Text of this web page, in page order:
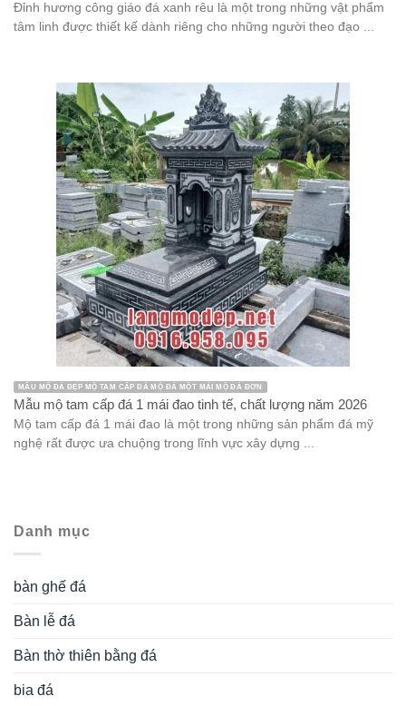
Đỉnh hương công giáo đá xanh rêu là một trong những vật phẩm
tâm linh được thiết kế dành riêng cho những người theo đạo ...
MẪU MỘ ĐÁ ĐẸP MỘ TAM CẤP ĐÁ MỘ ĐÁ MỘT MÁI MỘ ĐÁ ĐƠN
Mẫu mộ tam cấp đá 1 mái đao tinh tế, chất lượng năm 2026
Mộ tam cấp đá 1 mái đao là một trong những sản phẩm đá mỹ
nghệ rất được ưa chuộng trong lĩnh vực xây dựng ...
Danh mục
bàn ghế đá
Bàn lễ đá
Bàn thờ thiên bằng đá
bia đá